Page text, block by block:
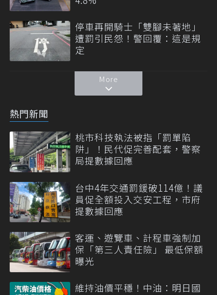
停車再開騎士「雙腳未著地」
遭罰引民怨！警回覆：這是規
定
More
熱門新聞
桃市科技執法被指「罰單陷
阱」！民代促完善配套，警察
局提數據回應
台中4年交通罰鍰破114億！議
員促全額投入交安工程，市府
提數據回應
客運、遊覽車、計程車強制加
保「第三人責任險」 最低保額
曝光
維持油價平穩！中油：明日國